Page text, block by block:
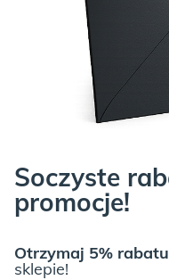
Soczyste
promocje!
Otrzymaj 5% rabatu
sklepie!